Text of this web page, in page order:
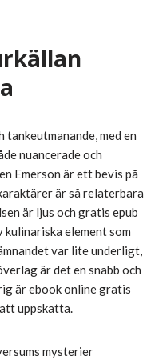
med en
nuancerade och
Emerson är ett bevis på
är så relaterbara
är ljus och gratis epub
element som
var lite underligt,
är det en snabb och
är ebook online gratis
uppskatta.
mysterier